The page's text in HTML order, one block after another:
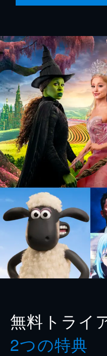
無料トライ
2つの特典